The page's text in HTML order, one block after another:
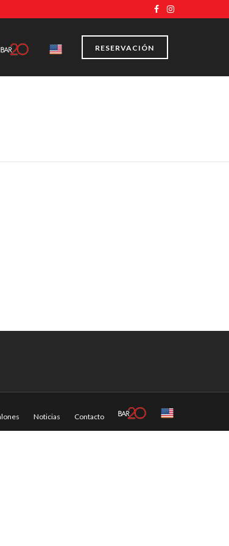
RESERVACIÓN
Noticias Contacto